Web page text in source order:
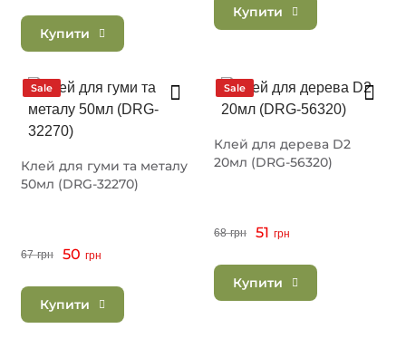
Купити
Купити
Sale
Клей для гуми та металу
50мл (DRG-32270)
67 грн 50 грн
Купити
Sale
Клей для дерева D2
20мл (DRG-56320)
68 грн 51 грн
Купити